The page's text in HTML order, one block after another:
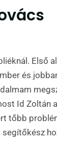
Első
és
Id Zoltán
tőbb